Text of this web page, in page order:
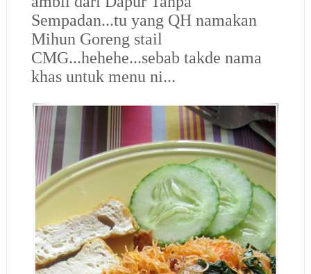
Sempadan...tu yang QH namakan
Mihun Goreng stail
CMG...hehehe...sebab takde nama
khas untuk menu ni...